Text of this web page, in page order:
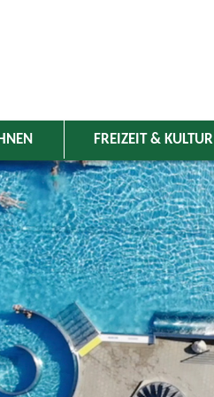
FREIZEIT & KULTUR